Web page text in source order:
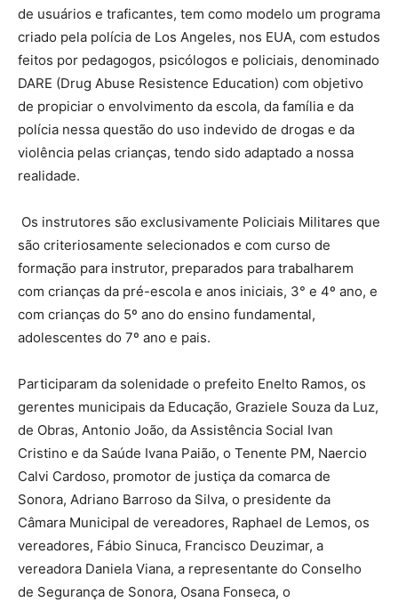
de usuários e traficantes, tem como modelo um programa
criado pela polícia de Los Angeles, nos EUA, com estudos
feitos por pedagogos, psicólogos e policiais, denominado
DARE (Drug Abuse Resistence Education) com objetivo
de propiciar o envolvimento da escola, da família e da
polícia nessa questão do uso indevido de drogas e da
violência pelas crianças, tendo sido adaptado a nossa
realidade.
Os instrutores são exclusivamente Policiais Militares que
são criteriosamente selecionados e com curso de
formação para instrutor, preparados para trabalharem
com crianças da pré-escola e anos iniciais, 3° e 4º ano, e
com crianças do 5º ano do ensino fundamental,
adolescentes do 7º ano e pais.
Participaram da solenidade o prefeito Enelto Ramos, os
gerentes municipais da Educação, Graziele Souza da Luz,
de Obras, Antonio João, da Assistência Social Ivan
Cristino e da Saúde Ivana Paião, o Tenente PM, Naercio
Calvi Cardoso, promotor de justiça da comarca de
Sonora, Adriano Barroso da Silva, o presidente da
Câmara Municipal de vereadores, Raphael de Lemos, os
vereadores, Fábio Sinuca, Francisco Deuzimar, a
vereadora Daniela Viana, a representante do Conselho
de Segurança de Sonora, Osana Fonseca, o